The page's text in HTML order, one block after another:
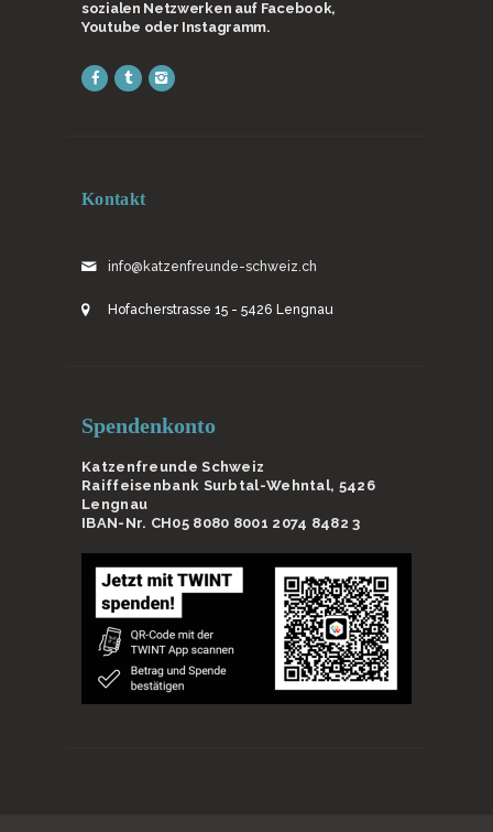
sozialen Netzwerken auf Facebook,
Youtube oder Instagramm.
Kontakt
info@katzenfreunde-schweiz.ch
Hofacherstrasse 15 - 5426 Lengnau
Spendenkonto
Katzenfreunde Schweiz
Raiffeisenbank Surbtal-Wehntal, 5426
Lengnau
IBAN-Nr. CH05 8080 8001 2074 8482 3